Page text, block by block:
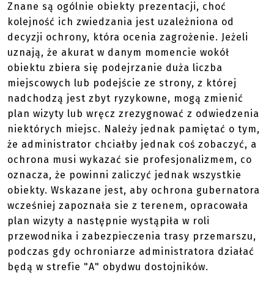
Znane są ogólnie obiekty prezentacji, choć
kolejność ich zwiedzania jest uzależniona od
decyzji ochrony, która ocenia zagrożenie. Jeżeli
uznają, że akurat w danym momencie wokół
obiektu zbiera się podejrzanie duża liczba
miejscowych lub podejście ze strony, z której
nadchodzą jest zbyt ryzykowne, mogą zmienić
plan wizyty lub wręcz zrezygnować z odwiedzenia
niektórych miejsc. Należy jednak pamiętać o tym,
że administrator chciałby jednak coś zobaczyć, a
ochrona musi wykazać sie profesjonalizmem, co
oznacza, że powinni zaliczyć jednak wszystkie
obiekty. Wskazane jest, aby ochrona gubernatora
wcześniej zapoznała sie z terenem, opracowała
plan wizyty a następnie wystąpiła w roli
przewodnika i zabezpieczenia trasy przemarszu,
podczas gdy ochroniarze administratora działać
będą w strefie "A" obydwu dostojników.